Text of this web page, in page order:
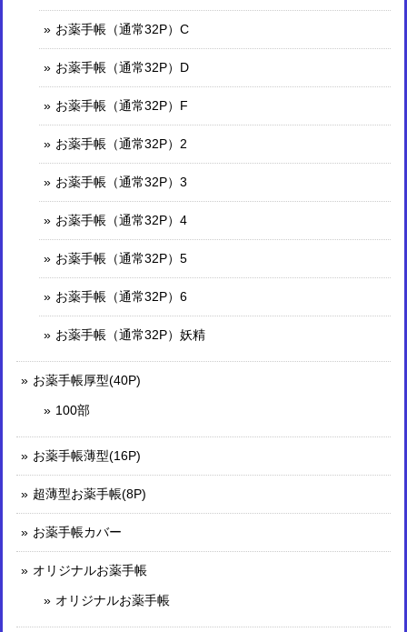
お薬手帳（通常32P）C
お薬手帳（通常32P）D
お薬手帳（通常32P）F
お薬手帳（通常32P）2
お薬手帳（通常32P）3
お薬手帳（通常32P）4
お薬手帳（通常32P）5
お薬手帳（通常32P）6
お薬手帳（通常32P）妖精
お薬手帳厚型(40P)
100部
お薬手帳薄型(16P)
超薄型お薬手帳(8P)
お薬手帳カバー
オリジナルお薬手帳
オリジナルお薬手帳